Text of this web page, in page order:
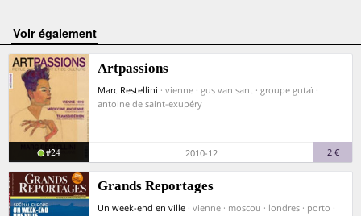
voir également
Artpassions
Marc Restellini · vienne · gus van sant · groupe gutaï ·
antoine de saint-exupéry
#24 2010-12 2 €
Grands Reportages
Un week-end en ville · vienne · moscou · londres · porto ·